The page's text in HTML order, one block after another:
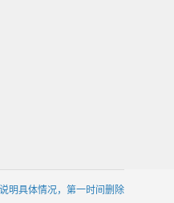
明具体情况，第一时间删除